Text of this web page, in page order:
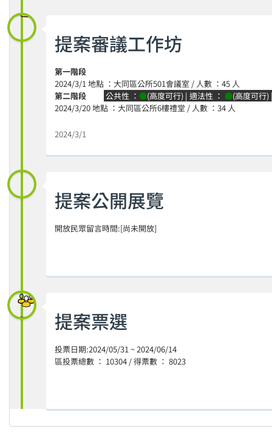
提案審議工作坊
第一階段
2024/3/1 地點 ：大同區公所501會議室 / 人數 ：45 人
第二階段
公共性 ： ●(高度可行) | 適法性 ： ●(高度可行
2024/3/20 地點 ：大同區公所6樓禮堂 / 人數 ：34 人
2024/3/1
提案公開展覽
開放民眾留言時間:[尚未開放]
提案票選
投票日期:2024/05/31 ~ 2024/06/14
區投票總數 ： 10304 / 得票數 ： 8023